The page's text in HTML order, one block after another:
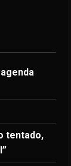
tentado,